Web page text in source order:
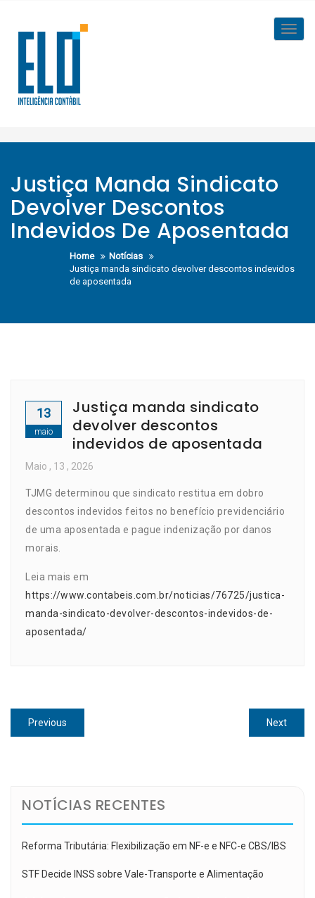
content
Justiça Manda Sindicato
Devolver Descontos
Indevidos De Aposentada
Home
Notícias
Justiça manda sindicato devolver descontos indevidos
de aposentada
13
maio
Justiça manda sindicato
devolver descontos
indevidos de aposentada
Maio , 13 , 2026
TJMG determinou que sindicato restitua em dobro
descontos indevidos feitos no benefício previdenciário
de uma aposentada e pague indenização por danos
morais.
Leia mais em
https://www.contabeis.com.br/noticias/76725/justica-
manda-sindicato-devolver-descontos-indevidos-de-
aposentada/
Navegação
de
Previous
post:
NextNext
post:
NOTÍCIAS RECENTES
Reforma Tributária: Flexibilização em NF-e e NFC-e CBS/IBS
STF Decide INSS sobre Vale-Transporte e Alimentação